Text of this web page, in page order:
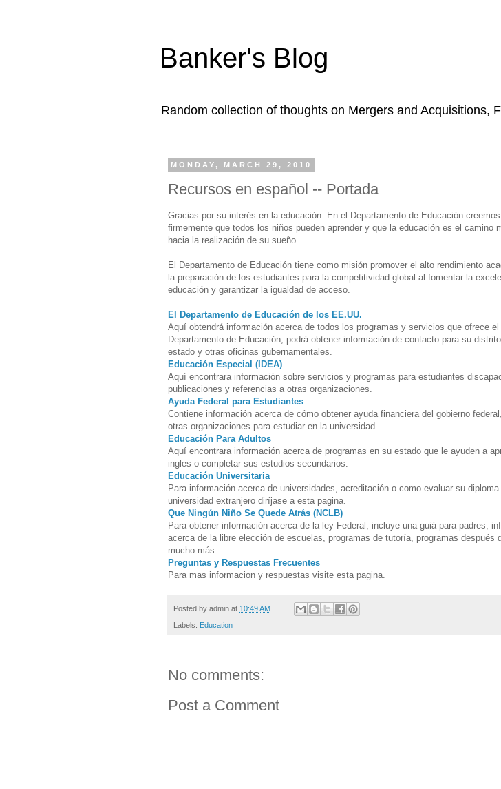
Banker's Blog
Random collection of thoughts on Mergers and Acquisitions,
MONDAY, MARCH 29, 2010
Recursos en español -- Portada
Gracias por su interés en la educación. En el Departamento de Educación creemos
firmemente que todos los niños pueden aprender y que la educación es el camino
hacia la realización de su sueño.
El Departamento de Educación tiene como misión promover el alto rendimiento
la preparación de los estudiantes para la competitividad global al fomentar la
educación y garantizar la igualdad de acceso.
El Departamento de Educación de los EE.UU.
Aquí obtendrá información acerca de todos los programas y servicios que ofrece el
Departamento de Educación, podrá obtener información de contacto para su distrito
estado y otras oficinas gubernamentales.
Educación Especial (IDEA)
Aquí encontrara información sobre servicios y programas para estudiantes
publicaciones y referencias a otras organizaciones.
Ayuda Federal para Estudiantes
Contiene información acerca de cómo obtener ayuda financiera del gobierno
otras organizaciones para estudiar en la universidad.
Educación Para Adultos
Aquí encontrara información acerca de programas en su estado que le ayuden a
ingles o completar sus estudios secundarios.
Educación Universitaria
Para información acerca de universidades, acreditación o como evaluar su diploma
universidad extranjero diríjase a esta pagina.
Que Ningún Niño Se Quede Atrás (NCLB)
Para obtener información acerca de la ley Federal, incluye una guiá para padres,
acerca de la libre elección de escuelas, programas de tutoría, programas después
mucho más.
Preguntas y Respuestas Frecuentes
Para mas informacion y respuestas visite esta pagina.
Posted by admin at 10:49 AM
Labels: Education
No comments:
Post a Comment